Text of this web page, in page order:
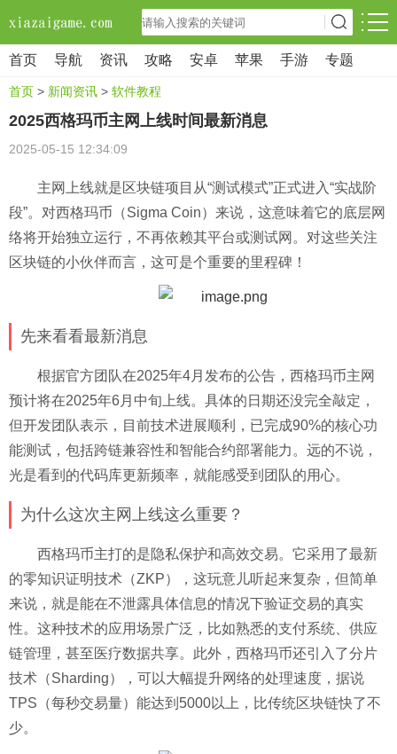
首页 导航 资讯 攻略 安卓 苹果 手游 专题
首页 > 新闻资讯 > 软件教程
2025西格玛币主网上线时间最新消息
2025-05-15 12:34:09
主网上线就是区块链项目从“测试模式”正式进入“实战阶
段”。对西格玛币（Sigma Coin）来说，这意味着它的底层网
络将开始独立运行，不再依赖其平台或测试网。对这些关注
区块链的小伙伴而言，这可是个重要的里程碑！
先来看看最新消息
根据官方团队在2025年4月发布的公告，西格玛币主网
预计将在2025年6月中旬上线。具体的日期还没完全敲定，
但开发团队表示，目前技术进展顺利，已完成90%的核心功
能测试，包括跨链兼容性和智能合约部署能力。远的不说，
光是看到的代码库更新频率，就能感受到团队的用心。
为什么这次主网上线这么重要？
西格玛币主打的是隐私保护和高效交易。它采用了最新
的零知识证明技术（ZKP），这玩意儿听起来复杂，但简单
来说，就是能在不泄露具体信息的情况下验证交易的真实
性。这种技术的应用场景广泛，比如熟悉的支付系统、供应
链管理，甚至医疗数据共享。此外，西格玛币还引入了分片
技术（Sharding），可以大幅提升网络的处理速度，据说
TPS（每秒交易量）能达到5000以上，比传统区块链快了不
少。